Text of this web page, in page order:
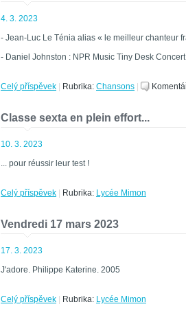
4. 3. 2023
- Jean-Luc Le Ténia alias « le meilleur chanteur
- Daniel Johnston : NPR Music Tiny Desk Concert
Celý příspěvek Rubrika: Chansons
Classe sexta en plein effort...
10. 3. 2023
... pour réussir leur test !
Celý příspěvek Rubrika: Lycée Mimon
Vendredi 17 mars 2023
17. 3. 2023
J'adore. Philippe Katerine. 2005
Celý příspěvek Rubrika: Lycée Mimon